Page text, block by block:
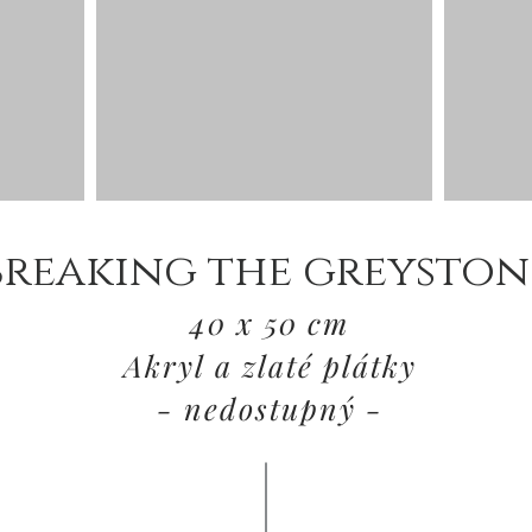
the
40 x 50 cm
Akryl a zlaté plátky
- nedostupný -